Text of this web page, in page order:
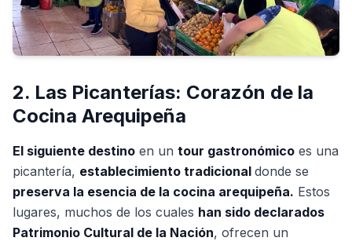
2. Las Picanterías: Corazón de la
Cocina Arequipeña
El siguiente destino en un tour gastronómico es una
picantería, establecimiento tradicional donde se
preserva la esencia de la cocina arequipeña. Estos
lugares, muchos de los cuales han sido declarados
Patrimonio Cultural de la Nación, ofrecen un